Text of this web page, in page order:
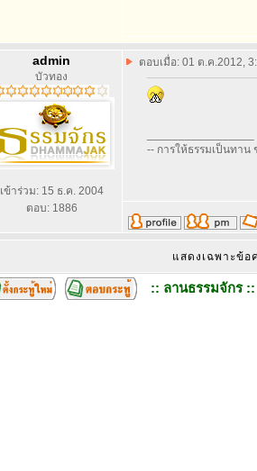
admin
บัวทอง
เข้าร่วม: 15 ธ.ค. 2004
ตอบ: 1886
ตอบเมื่อ: 01 ต.ค.2012,
-- การให้ธรรมเป็นทาน
แสดงเฉพาะข้อ
:: ลานธรรมจักร ::